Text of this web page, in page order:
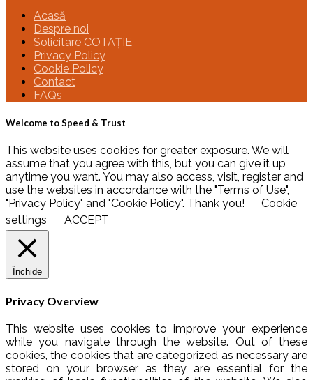
Acasă
Despre noi
Solicitare COTAȚIE
Privacy Policy
Cookie Policy
Contact
FAQs
Welcome to Speed & Trust
This website uses cookies for greater exposure. We will
assume that you agree with this, but you can give it up
anytime you want. You may also access, visit, register and
use the websites in accordance with the "Terms of Use",
"Privacy Policy" and "Cookie Policy". Thank you!
Cookie
settings
ACCEPT
Închide
Privacy Overview
This website uses cookies to improve your experience
while you navigate through the website. Out of these
cookies, the cookies that are categorized as necessary are
stored on your browser as they are essential for the